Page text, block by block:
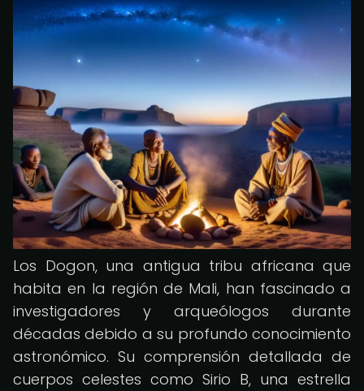
Los Dogon, una antigua tribu africana que
habita en la región de Mali, han fascinado a
investigadores y arqueólogos durante
décadas debido a su profundo conocimiento
astronómico. Su comprensión detallada de
cuerpos celestes como Sirio B, una estrella